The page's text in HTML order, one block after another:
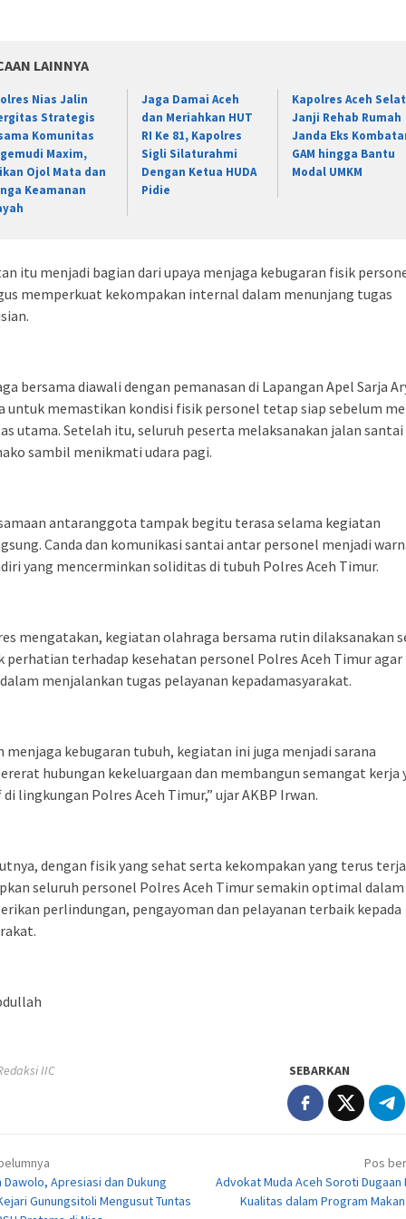
LAINNYA
Nias Jalin
Strategis
Komunitas
Maxim,
Ojol Mata dan
Keamanan
Jaga Damai Aceh
dan Meriahkan HUT
RI Ke 81, Kapolres
Sigli Silaturahmi
Dengan Ketua HUDA
Pidie
Kapolres Aceh
Janji Rehab Rumah
Janda Eks
GAM hingga Bantu
Modal UMKM
itu menjadi bagian dari upaya menjaga kebugaran fisik
memperkuat kekompakan internal dalam menunjang tugas
bersama diawali dengan pemanasan di Lapangan Apel Sarja
untuk memastikan kondisi fisik personel tetap siap sebelum
utama. Setelah itu, seluruh peserta melaksanakan jalan
sambil menikmati udara pagi.
antaranggota tampak begitu terasa selama kegiatan
Canda dan komunikasi santai antar personel menjadi
yang mencerminkan soliditas di tubuh Polres Aceh Timur.
mengatakan, kegiatan olahraga bersama rutin dilaksanakan
perhatian terhadap kesehatan personel Polres Aceh Timur
menjalankan tugas pelayanan kepadamasyarakat.
menjaga kebugaran tubuh, kegiatan ini juga menjadi sarana
hubungan kekeluargaan dan membangun semangat kerja
lingkungan Polres Aceh Timur,” ujar AKBP Irwan.
dengan fisik yang sehat serta kekompakan yang terus
seluruh personel Polres Aceh Timur semakin optimal dalam
perlindungan, pengayoman dan pelayanan terbaik kepada
IIC SEBARKAN
Dawolo, Apresiasi dan Dukung
Gunungsitoli Mengusut Tuntas
Pos
Advokat Muda Aceh Soroti Dugaan
Kualitas dalam Program